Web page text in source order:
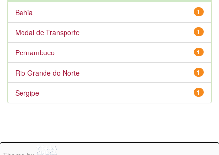
1
Bahia
1
Modal de Transporte
1
Pernambuco
1
Rio Grande do Norte
1
Sergipe